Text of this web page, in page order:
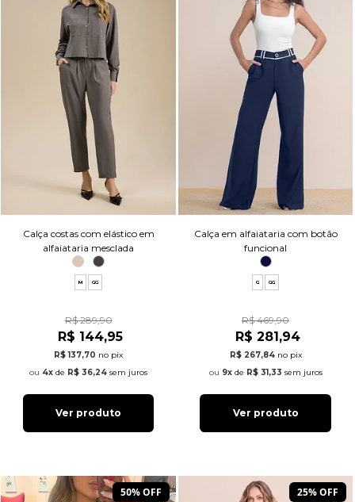
Calça costas com elástico em
alfaiataria mesclada
M GG
R$ 289,90
R$ 144,95
R$ 137,70 no pix
4x de R$ 36,24 sem juros
Ver produto
Calça em alfaiataria com botão
funcional
G GG
R$ 469,90
R$ 281,94
R$ 267,84 no pix
9xde R$ 31,33 sem juros
Ver produto
50% OFF 25% OFF